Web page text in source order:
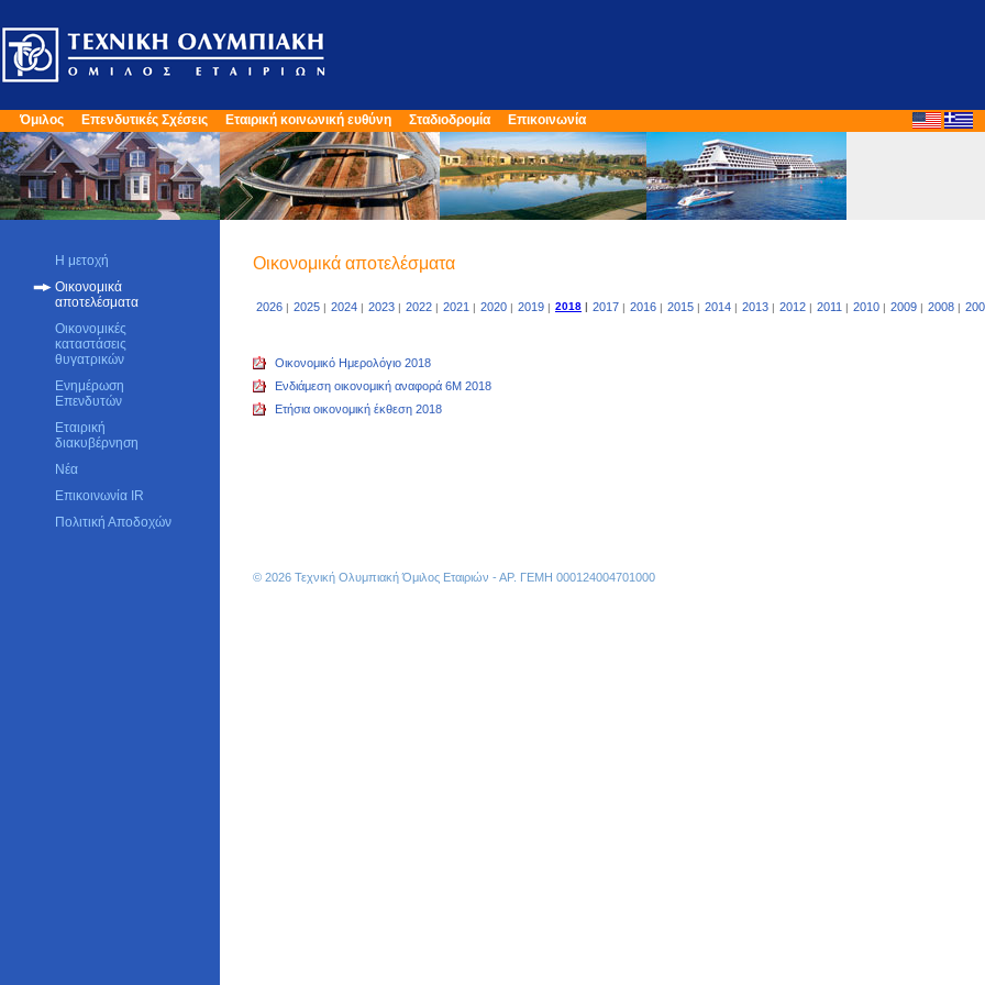
Όμιλος Επενδυτικές Σχέσεις Εταιρική κοινωνική ευθύνη Σταδιοδρομία Επικοινωνία
Η μετοχή
Οικονομικά
αποτελέσματα
Οικονομικές
καταστάσεις
θυγατρικών
Ενημέρωση
Επενδυτών
Εταιρική
διακυβέρνηση
Νέα
Επικοινωνία IR
Πολιτική Αποδοχών
Οικονομικά αποτελέσματα
2026 | 2025 | 2024 | 2023 | 2022 | 2021 | 2020 | 2019 | 2018 | 2017 | 2016 | 2015 | 2014 | 2013 | 2012 | 2011 | 2010 | 2009 | 2008 |
Οικονομικό Ημερολόγιο 2018
Ενδιάμεση οικονομική αναφορά 6M 2018
Ετήσια οικονομική έκθεση 2018
© 2026 Τεχνική Ολυμπιακή Όμιλος Εταιριών - ΑΡ. ΓΕΜΗ 000124004701000